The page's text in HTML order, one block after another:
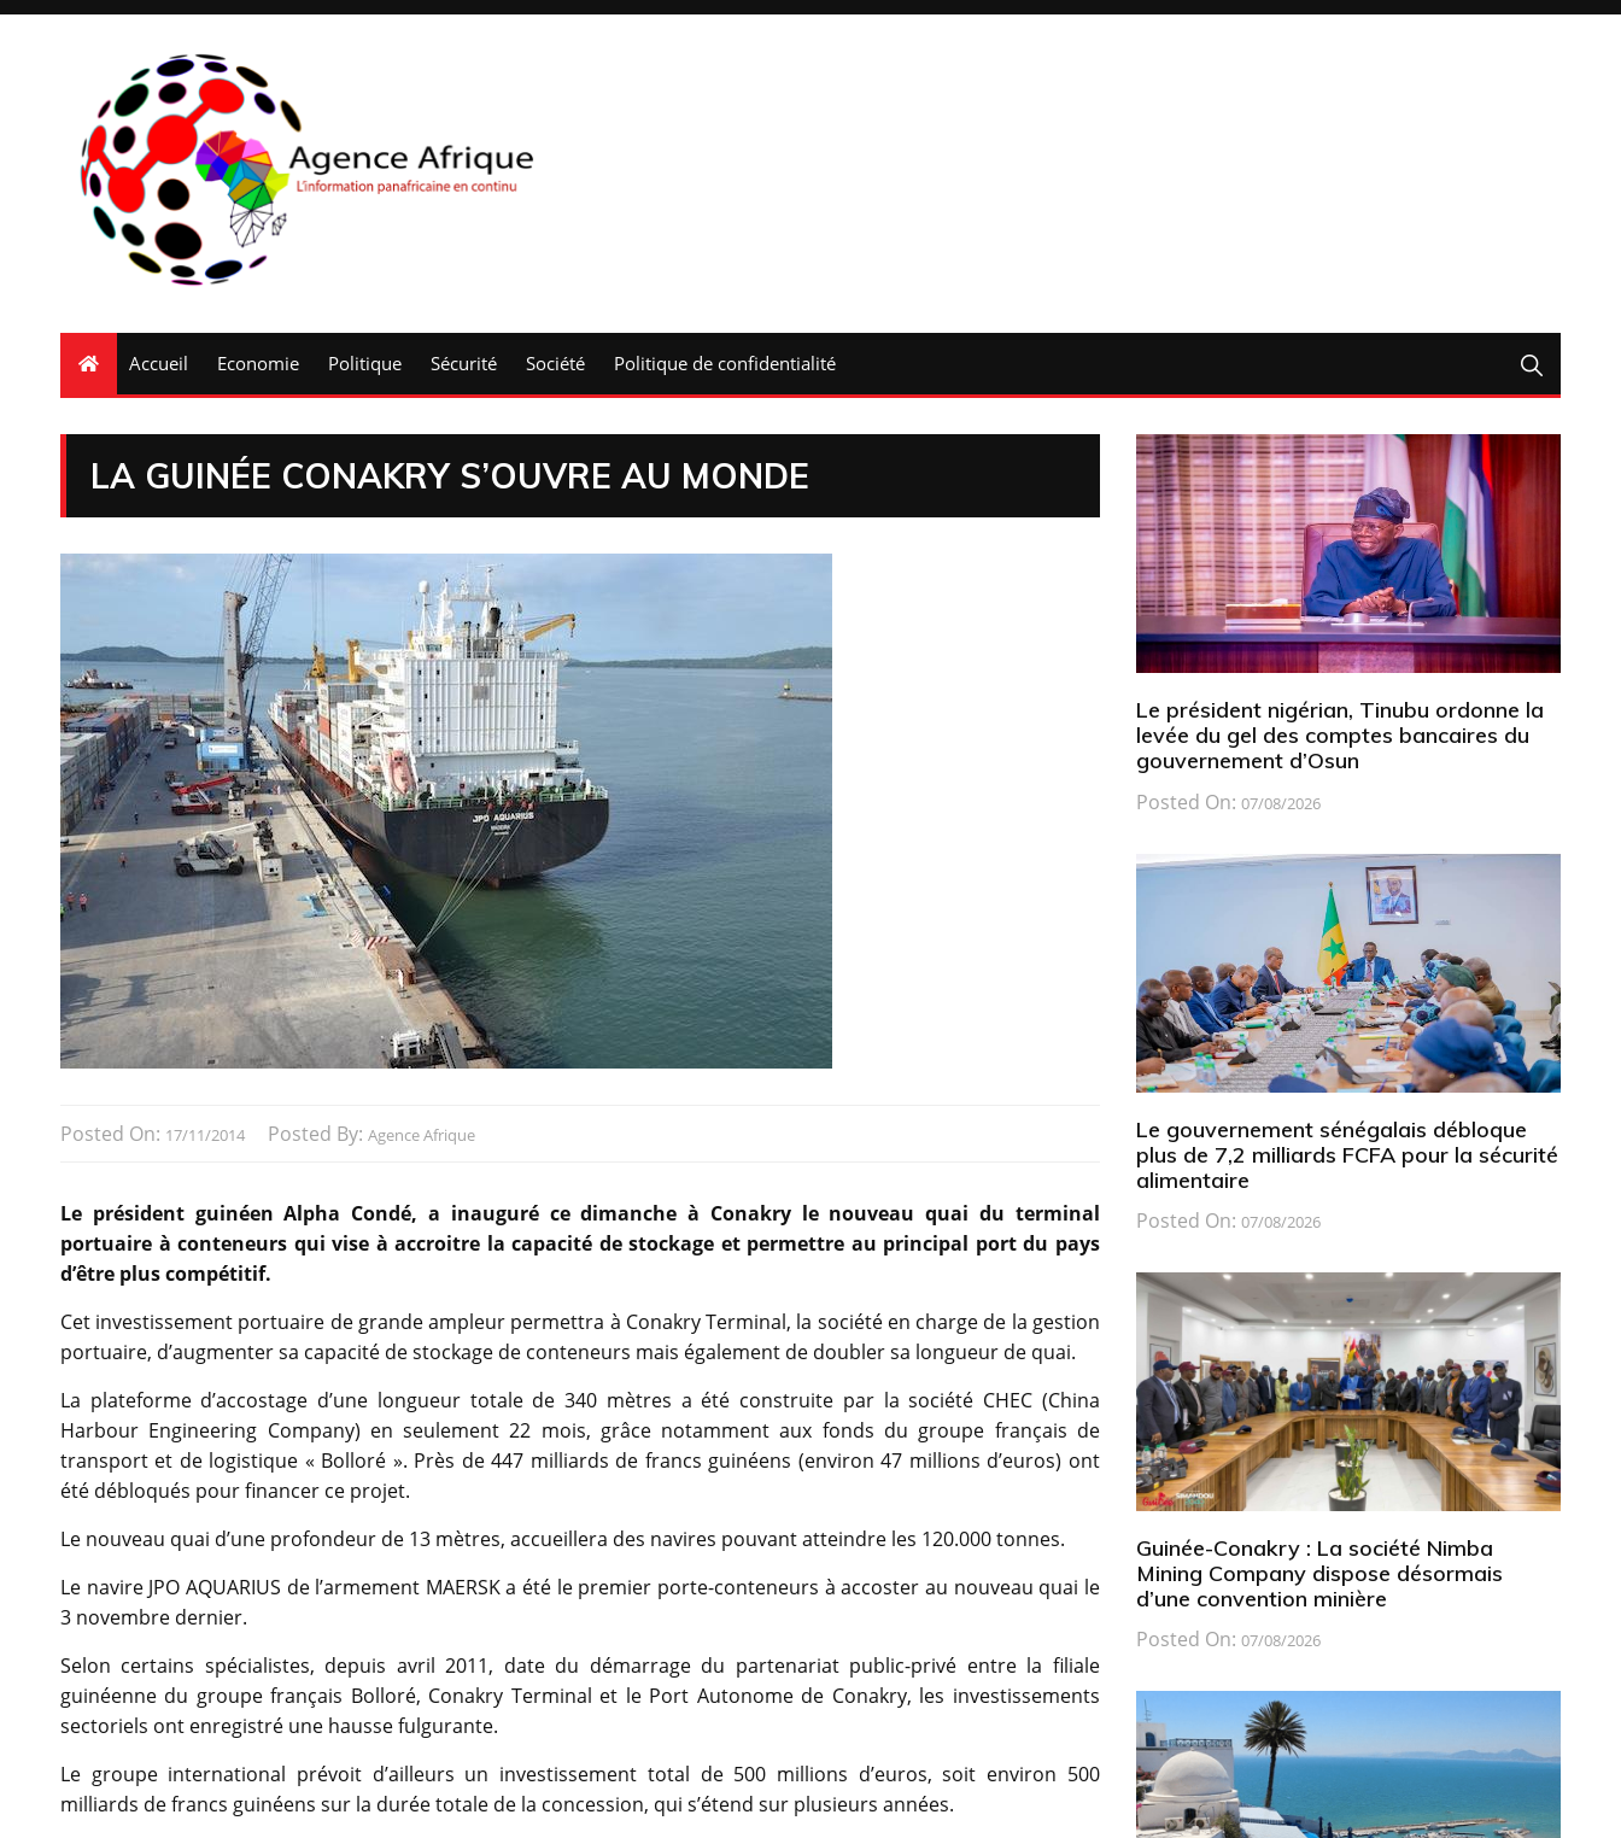
Accueil Economie Politique Sécurité Société Politique de confidentialité
LA GUINÉE CONAKRY S’OUVRE AU MONDE
Posted On: 17/11/2014 Posted By: Agence Afrique
Le président guinéen Alpha Condé, a inauguré ce dimanche à Conakry le nouveau quai du terminal
portuaire à conteneurs qui vise à accroitre la capacité de stockage et permettre au principal port du pays
d’être plus compétitif.
Cet investissement portuaire de grande ampleur permettra à Conakry Terminal, la société en charge de la gestion
portuaire, d’augmenter sa capacité de stockage de conteneurs mais également de doubler sa longueur de quai.
La plateforme d’accostage d’une longueur totale de 340 mètres a été construite par la société CHEC (China
Harbour Engineering Company) en seulement 22 mois, grâce notamment aux fonds du groupe français de
transport et de logistique « Bolloré ». Près de 447 milliards de francs guinéens (environ 47 millions d’euros) ont
été débloqués pour financer ce projet.
Le nouveau quai d’une profondeur de 13 mètres, accueillera des navires pouvant atteindre les 120.000 tonnes.
Le navire JPO AQUARIUS de l’armement MAERSK a été le premier porte-conteneurs à accoster au nouveau quai le
3 novembre dernier.
Selon certains spécialistes, depuis avril 2011, date du démarrage du partenariat public-privé entre la filiale
guinéenne du groupe français Bolloré, Conakry Terminal et le Port Autonome de Conakry, les investissements
sectoriels ont enregistré une hausse fulgurante.
Le groupe international prévoit d’ailleurs un investissement total de 500 millions d’euros, soit environ 500
milliards de francs guinéens sur la durée totale de la concession, qui s’étend sur plusieurs années.
Le président nigérian, Tinubu ordonne la
levée du gel des comptes bancaires du
gouvernement d’Osun
Posted On: 07/08/2026
Le gouvernement sénégalais débloque
plus de 7,2 milliards FCFA pour la sécurité
alimentaire
Posted On: 07/08/2026
Guinée-Conakry : La société Nimba
Mining Company dispose désormais
d’une convention minière
Posted On: 07/08/2026